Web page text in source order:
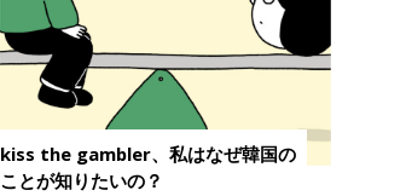
kiss the gambler、私はなぜ韓国の
ことが知りたいの？